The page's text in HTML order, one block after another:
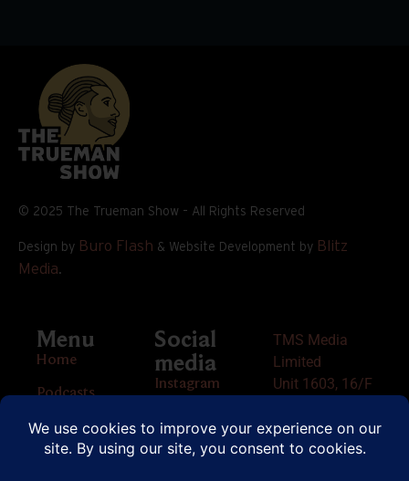
© 2025 The Trueman Show – All Rights Reserved
Design by Buro Flash & Website Development by Blitz
Media.
Menu
Home
Podcasts
Events
Partners
Social
media
Instagram
Telegram
TMS Media
Limited
Unit 1603, 16/F
367-375
Queen’s RD